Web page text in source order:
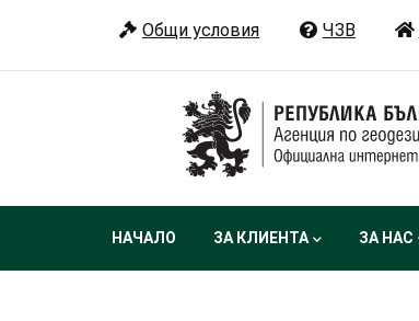
основното
Общи условия ЧЗВ
Main
НАЧАЛО ЗА КЛИЕНТА ЗА НАС